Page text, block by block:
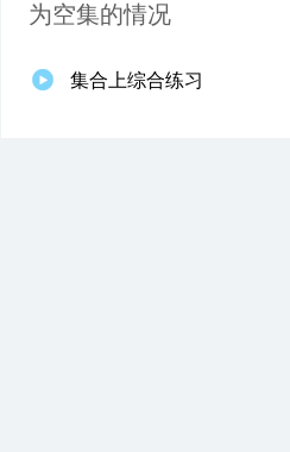
为空集的情况
集合上综合练习